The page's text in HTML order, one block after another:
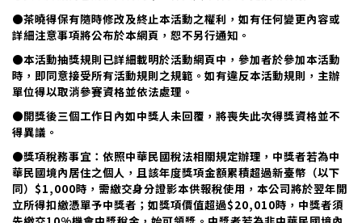
●茶曉得保有隨時修改及終止本活動之權利，如有任何變更內容或
詳細注意事項將公布於本網頁，恕不另行通知。
●本活動抽獎規則已詳細載明於活動網頁中，參加者於參加本活動
時，即同意接受所有活動規則之規範。如有違反本活動規則，主辦
單位得以取消參賽資格並依法處理。
●開獎後三個工作日內如中獎人未回覆，將喪失此次得獎資格並不
得異議。
●獎項稅務事宜：依照中華民國稅法相關規定辦理，中獎者若為中
華民國境內居住之個人，且該年度獎項金額累積超過新臺幣（以下
同）$1,000時，需繳交身分證影本供報稅使用，本公司將於翌年開
立所得扣繳憑單予中獎者；如獎項價值超過$20,010時，中獎者須